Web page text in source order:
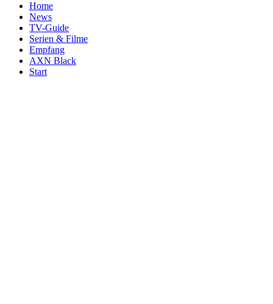
Home
News
TV-Guide
Serien & Filme
Empfang
AXN Black
Start